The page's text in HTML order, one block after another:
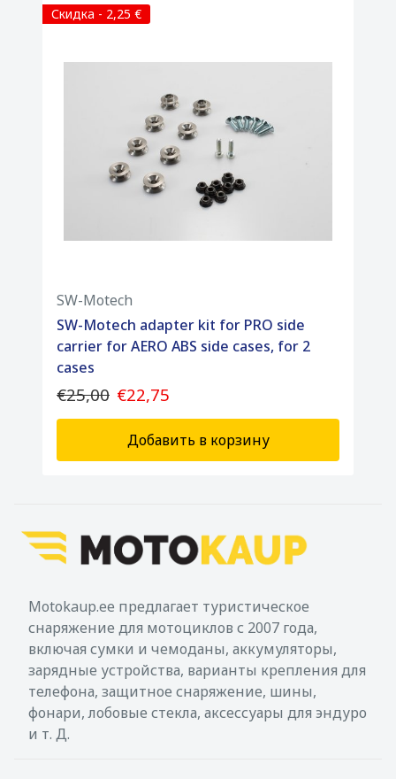
Скидка - 2,25 €
SW-Motech
SW-Motech adapter kit for PRO side
carrier for AERO ABS side cases, for 2
cases
€25,00 €22,75
Добавить в корзину
Motokaup.ee предлагает туристическое
снаряжение для мотоциклов с 2007 года,
включая сумки и чемоданы, аккумуляторы,
зарядные устройства, варианты крепления для
телефона, защитное снаряжение, шины,
фонари, лобовые стекла, аксессуары для эндуро
и т. Д.